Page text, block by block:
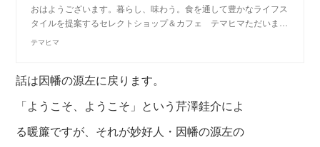
おはようございます。暮らし、味わう。食を通して豊かなライフス
タイルを提案するセレクトショップ＆カフェ テマヒマただいま…
テマヒマ
話は因幡の源左に戻ります。
「ようこそ、ようこそ」という芹澤銈介によ
る暖簾ですが、それが妙好人・因幡の源左の